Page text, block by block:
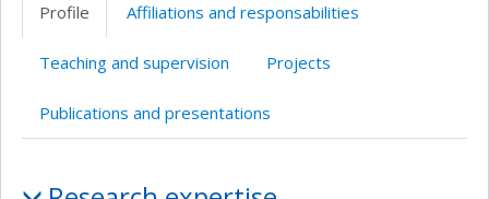
Profile Affiliations and responsabilities
Teaching and supervision Projects
Publications and presentations